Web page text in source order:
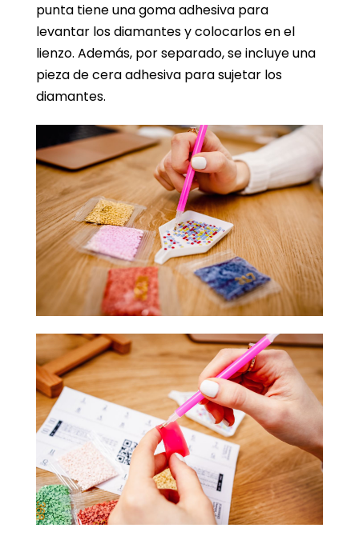
punta tiene una goma adhesiva para
levantar los diamantes y colocarlos en el
lienzo. Además, por separado, se incluye una
pieza de cera adhesiva para sujetar los
diamantes.